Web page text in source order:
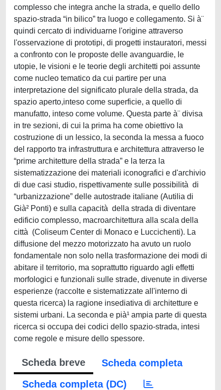
complesso che integra anche la strada, e quello dello
spazio-strada “in bilico” tra luogo e collegamento. Si à¨
quindi cercato di individuarne l'origine attraverso
l'osservazione di prototipi, di progetti instauratori, messi
a confronto con le proposte delle avanguardie, le
utopie, le visioni e le teorie degli architetti poi assunte
come nucleo tematico da cui partire per una
interpretazione del significato plurale della strada, da
spazio aperto,inteso come superficie, a quello di
manufatto, inteso come volume. Questa parte à¨ divisa
in tre sezioni, di cui la prima ha come obiettivo la
costruzione di un lessico, la seconda la messa a fuoco
del rapporto tra infrastruttura e architettura attraverso le
“prime architetture della strada” e la terza la
sistematizzazione dei materiali iconografici e d'archivio
di due casi studio, rispettivamente sulle possibilità di
“urbanizzazione” delle autostrade italiane (Autilia di
Già² Ponti) e sulla capacità della strada di diventare
edificio complesso, macroarchitettura alla scala della
città (Coliseum Center di Monaco e Luccichenti). La
diffusione del mezzo motorizzato ha avuto un ruolo
fondamentale non solo nella trasformazione dei modi di
abitare il territorio, ma soprattutto riguardo agli effetti
morfologici e funzionali sulle strade, divenute in diverse
esperienze (raccolte e sistematizzate all'interno di
questa ricerca) la ragione insediativa di architetture e
sistemi urbani. La seconda e pià¹ ampia parte di questa
ricerca si occupa dei codici dello spazio-strada, intesi
come regole e misure dello spessore.
Scheda breve
Scheda completa
Scheda completa (DC)